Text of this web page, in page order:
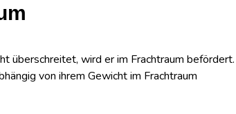
überschreitet, wird er im Frachtraum befördert.
von ihrem Gewicht im Frachtraum